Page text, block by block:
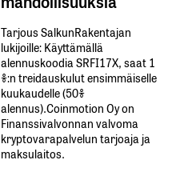
Tarjous SalkunRakentajan
lukijoille: Käyttämällä​ ​
alennuskoodia​ ​SRFI17X,​ ​saat​ ​1
%:n treidauskulut​ ​ensimmäiselle​ ​
kuukaudelle​ ​(50%​ ​
alennus).Coinmotion Oy on
Finanssivalvonnan valvoma
kryptovarapalvelun tarjoaja ja
maksulaitos.